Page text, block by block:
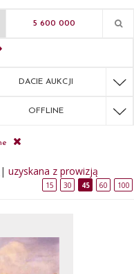
DACIE AUKCJI
OFFLINE
| uzyskana z prowizją
15 30 45 60 100